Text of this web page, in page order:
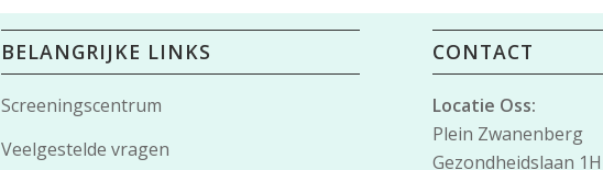
BELANGRIJKE LINKS
Screeningscentrum
Veelgestelde vragen
CONTACT
Locatie Oss:
Plein Zwanenberg
Gezondheidslaan 1H